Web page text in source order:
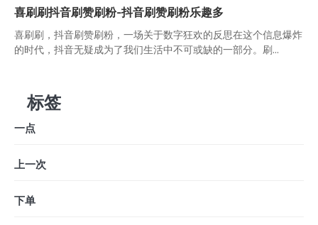
喜刷刷抖音刷赞刷粉-抖音刷赞刷粉乐趣多
喜刷刷，抖音刷赞刷粉，一场关于数字狂欢的反思在这个信息爆炸
的时代，抖音无疑成为了我们生活中不可或缺的一部分。刷...
标签
一点
上一次
下单